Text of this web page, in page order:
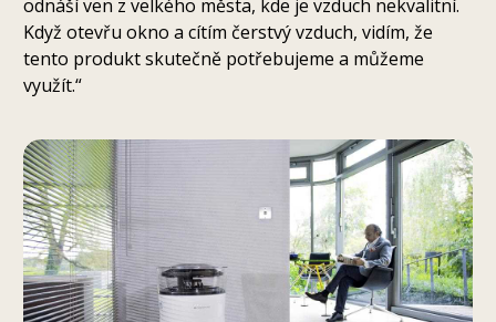
odnáší ven z velkého města, kde je vzduch nekvalitní.
Když otevřu okno a cítím čerstvý vzduch, vidím, že
tento produkt skutečně potřebujeme a můžeme
využít.“